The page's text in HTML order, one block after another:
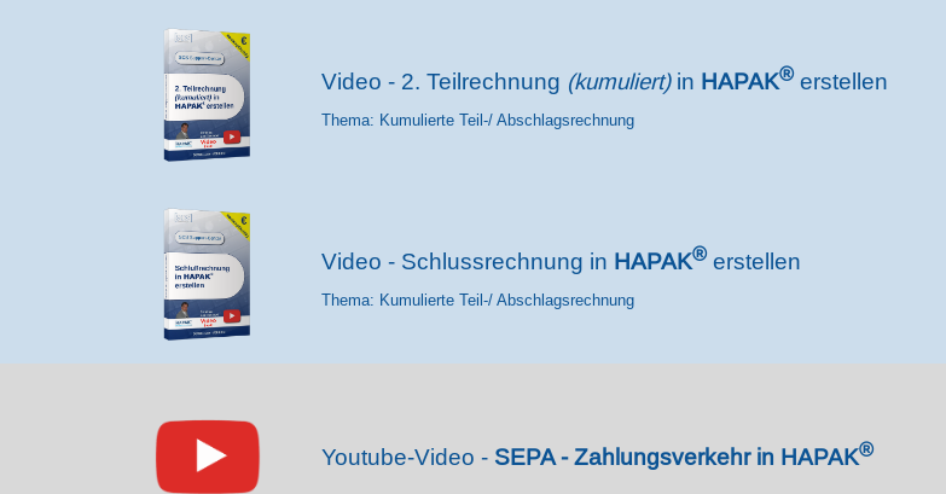
Video - 2. Teilrechnung (kumuliert)in HAPAK®erstellen
Thema: Kumulierte Teil-/ Abschlagsrechnung
Video - Schlussrechnung in HAPAK®erstellen
Thema: Kumulierte Teil-/ Abschlagsrechnung
Youtube-Video - SEPA - Zahlungsverkehr in HAPAK®